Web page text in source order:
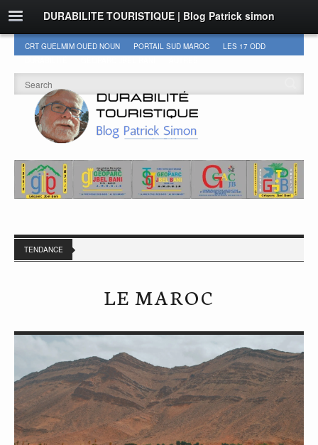
DURABILITE TOURISTIQUE | Blog Patrick simon
CRT GUELMIM OUED NOUN PORTAIL SUD MAROC
LES 17 ODD
TENDANCE
LE MAROC